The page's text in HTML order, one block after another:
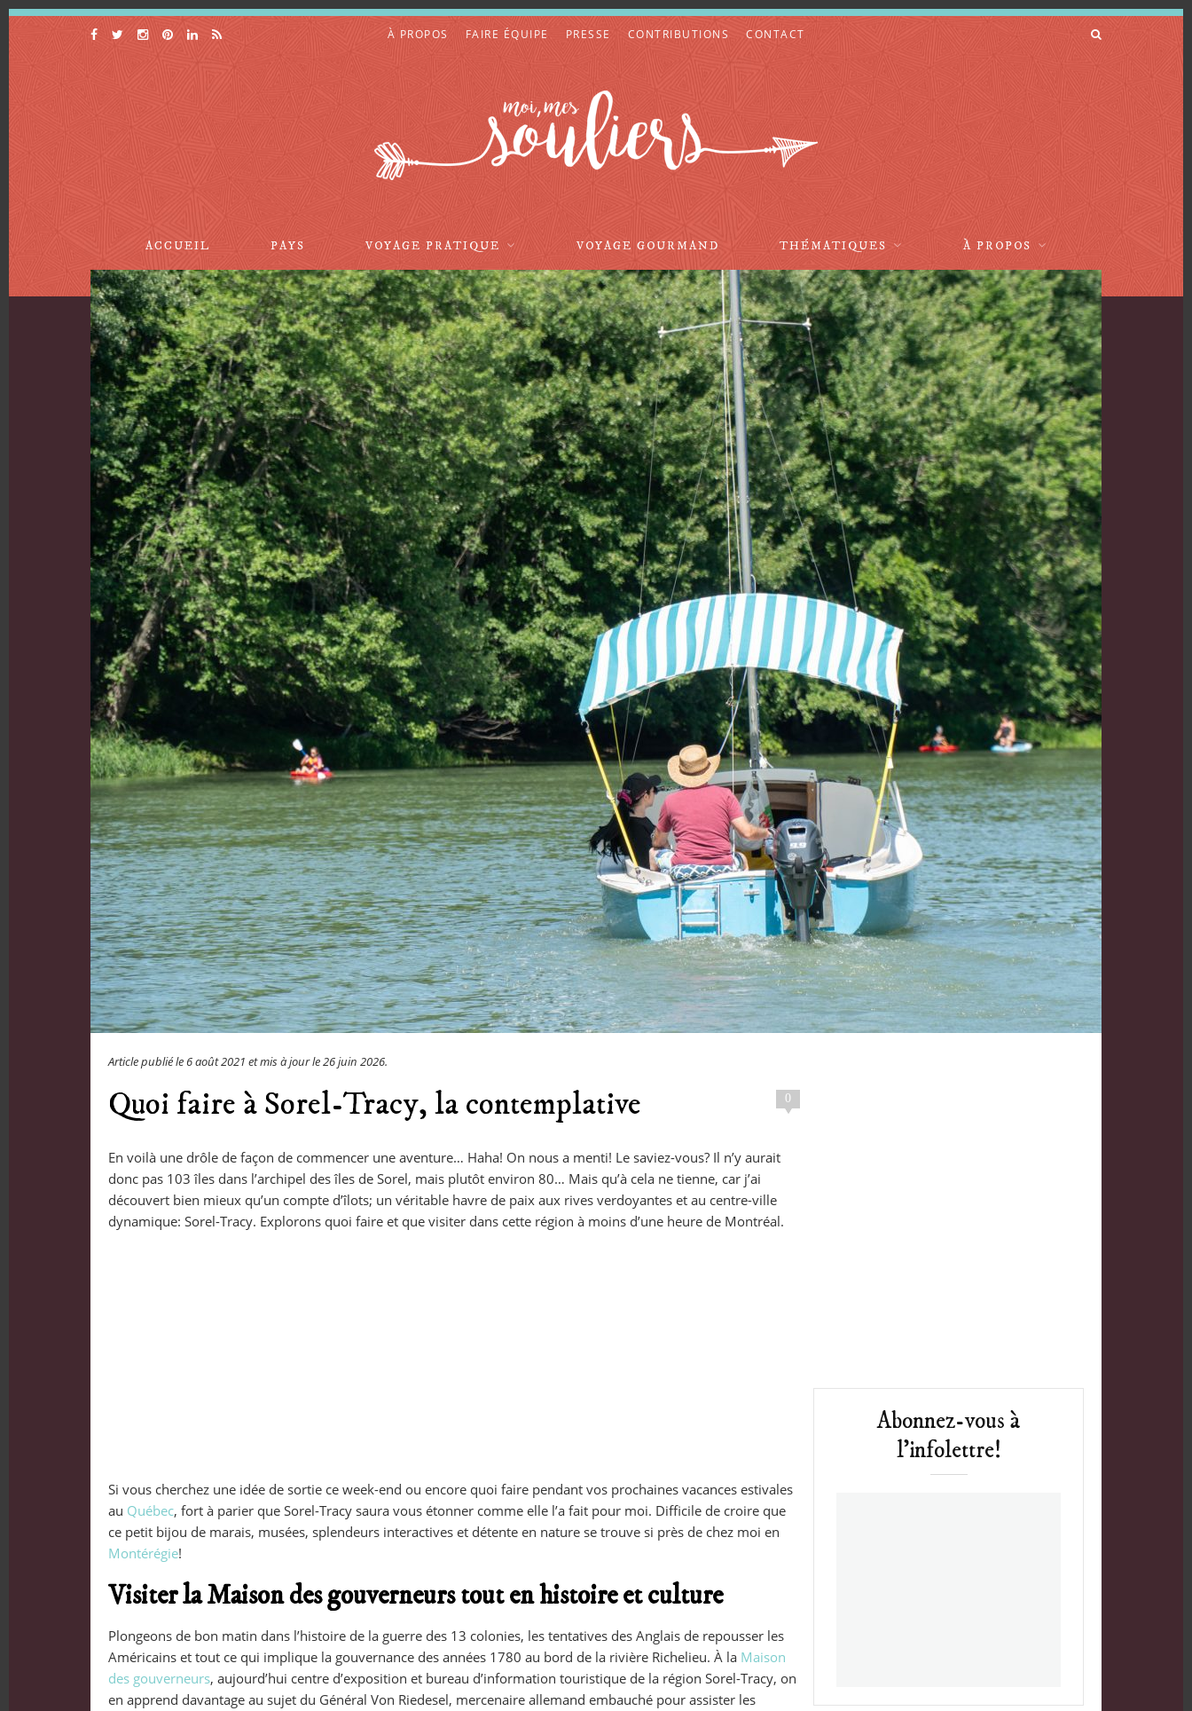
À PROPOS FAIRE ÉQUIPE PRESSE CONTRIBUTIONS CONTACT
ACCUEIL PAYS VOYAGE PRATIQUE VOYAGE GOURMAND THÉMATIQUES À PROPOS
Article publié le6 août 2021 et mis à jour le26 juin 2026.
0
Quoi faire à Sorel-Tracy, la contemplative
En voilà une drôle de façon de commencer une aventure… Haha! On nous a menti! Le saviez-vous? Il n’y aurait
donc pas 103 îles dans l’archipel des îles de Sorel, mais plutôt environ 80… Mais qu’à cela ne tienne, car j’ai
découvert bien mieux qu’un compte d’îlots; un véritable havre de paix aux rives verdoyantes et au centre-ville
dynamique: Sorel-Tracy. Explorons quoi faire et que visiter dans cette région à moins d’une heure de Montréal.
Si vous cherchez une idée de sortie ce week-end ou encore quoi faire pendant vos prochaines vacances estivales
au Québec, fort à parier que Sorel-Tracy saura vous étonner comme elle l’a fait pour moi. Difficile de croire que
ce petit bijou de marais, musées, splendeurs interactives et détente en nature se trouve si près de chez moi en
Montérégie!
Visiter la Maison des gouverneurs tout en histoire et culture
Plongeons de bon matin dans l’histoire de la guerre des 13 colonies, les tentatives des Anglais de repousser les
Américains et tout ce qui implique la gouvernance des années 1780 au bord de la rivière Richelieu. À la Maison
des gouverneurs, aujourd’hui centre d’exposition et bureau d’information touristique de la région Sorel-Tracy, on
en apprend davantage au sujet du Général Von Riedesel, mercenaire allemand embauché pour assister les
Abonnez-vous à
l’infolettre!